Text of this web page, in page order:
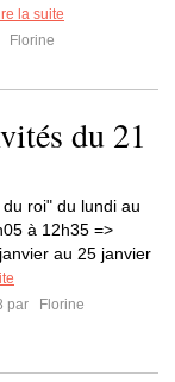
la suite
Florine
du 21
roi" du lundi au
à 12h35 =>
au 25 janvier
par
Florine